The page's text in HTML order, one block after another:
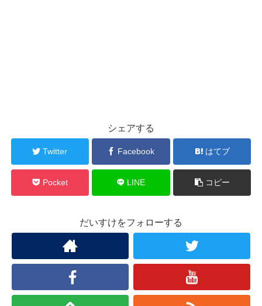
シェアする
Twitter Facebook はてブ
Pocket LINE コピー
だいすけをフォローする